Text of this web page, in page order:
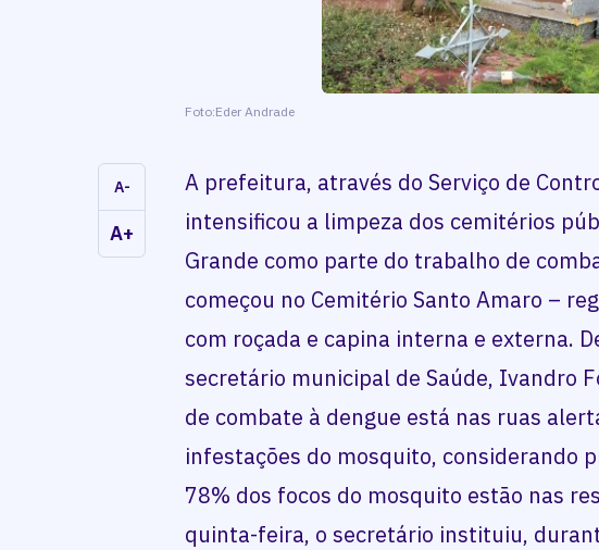
Foto:Eder Andrade
A-
A+
A prefeitura, através do Serviço de
intensificou a limpeza dos cemitérios
Grande como parte do trabalho de
começou no Cemitério Santo Amaro –
com roçada e capina interna e externa.
secretário municipal de Saúde, Ivandro
de combate à dengue está nas ruas
infestações do mosquito, considerando
78% dos focos do mosquito estão nas
quinta-feira, o secretário instituiu,